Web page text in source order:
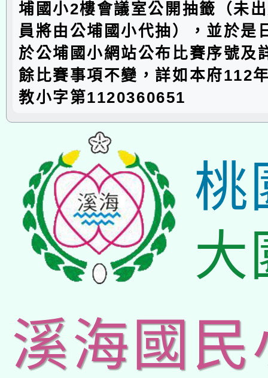
埔國小2樓會議室公開抽籤（未
員將由公埔國小代抽），並於是
於公埔國小網站公布比賽序號及
餘比賽事項不變，詳如本府112
教小字第1120360651
桃
大
溪海國民